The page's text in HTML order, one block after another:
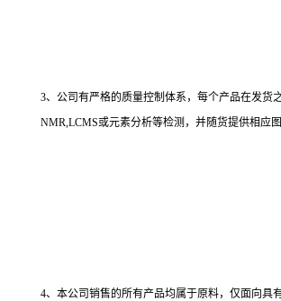
3、公司有严格的质量控制体系，每个产品在发货
NMR,LCMS或元素分析等检测，并随货提供相应图
4、本公司销售的所有产品均属于原料，仅面向具